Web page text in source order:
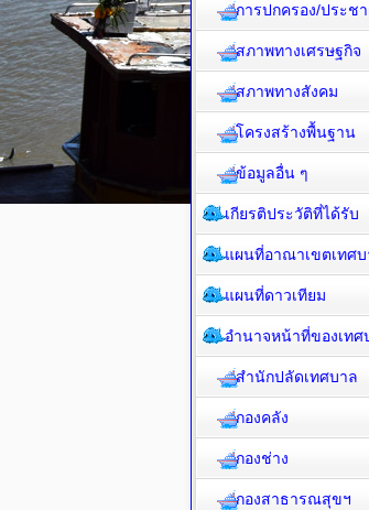
การปกครอง/ประช
สภาพทางเศรษฐกิจ
สภาพทางสังคม
โครงสร้างพื้นฐาน
ข้อมูลอื่น ๆ
เกียรติประวัติที่ได้รับ
แผนที่อาณาเขตเทศบ
แผนที่ดาวเทียม
อำนาจหน้าที่ของเทศ
สำนักปลัดเทศบาล
กองคลัง
กองช่าง
กองสาธารณสุขฯ